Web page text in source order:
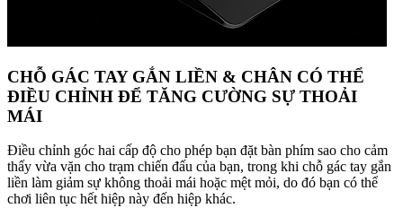
CHỖ GÁC TAY GẮN LIỀN & CHÂN CÓ THỂ
ĐIỀU CHỈNH ĐỂ TĂNG CƯỜNG SỰ THOẢI
MÁI
Điều chỉnh góc hai cấp độ cho phép bạn đặt bàn phím sao cho cảm
thấy vừa vặn cho trạm chiến đấu của bạn, trong khi chỗ gác tay gắn
liền làm giảm sự không thoải mái hoặc mệt mỏi, do đó bạn có thể
chơi liên tục hết hiệp này đến hiệp khác.